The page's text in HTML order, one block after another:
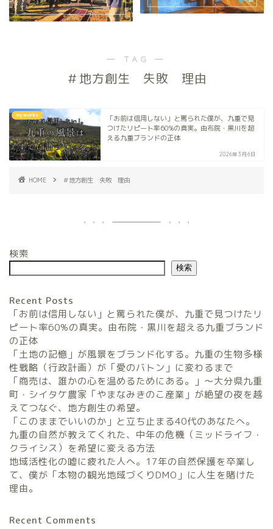
― TAG ―
＃地方創生 失敗 理由
my works
「お前は信用しない」と罵られた僕が、九重で見
つけたリピート率60%の真実。由布院・黒川を超
える九重ブランドの正体
2026年3月6日
HOME ＃地方創生 失敗 理由
検索
検索
Recent Posts
「お前は信用しない」と罵られた僕が、九重で見つけたリ
ピート率60%の真実。由布院・黒川を超える九重ブランド
の正体
「土地の記憶」が風景をブランド化する。九重の生物多様
性戦略（行政計画）が「愛のバトン」に変わるまで
「商売は、誰かの心を温めるためにある。」〜大分県九重
町・シイタケ農家「やまなみきのこ産業」が絶望の夜を越
えてつなぐ、地方創生の希望。
「このままでいいのか」と立ち止まる40代のあなたへ。
九重の自然が教えてくれた、中年の危機（ミッドライフ・
クライシス）を希望に変える方法
地域活性化の嘘に疲れた人へ。17年の自然保護を卒業し
て、僕が「本物の観光地域づくりDMO」に人生を賭けた
理由。
Recent Comments
農家民宿FarmStay
暮らしと農のタネLifeStyle
観光地域づくりタネ
TourismDevelopment
田舎の仕事のタネ